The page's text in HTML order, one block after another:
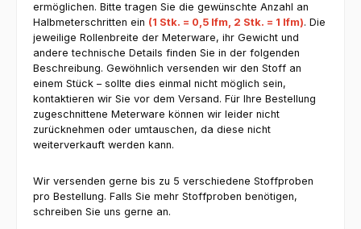
ermöglichen. Bitte tragen Sie die gewünschte Anzahl an
Halbmeterschritten ein (1 Stk. = 0,5 lfm, 2 Stk. = 1 lfm). Die
jeweilige Rollenbreite der Meterware, ihr Gewicht und
andere technische Details finden Sie in der folgenden
Beschreibung. Gewöhnlich versenden wir den Stoff an
einem Stück – sollte dies einmal nicht möglich sein,
kontaktieren wir Sie vor dem Versand. Für Ihre Bestellung
zugeschnittene Meterware können wir leider nicht
zurücknehmen oder umtauschen, da diese nicht
weiterverkauft werden kann.
Wir versenden gerne bis zu 5 verschiedene Stoffproben
pro Bestellung. Falls Sie mehr Stoffproben benötigen,
schreiben Sie uns gerne an.